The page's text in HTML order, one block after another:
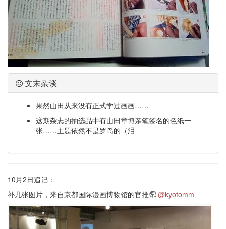
文末杂谈
果然山田从来没有正式学过画画……
这期杂志的抽选品中有山田章博亲笔签名的色纸一
张……主题依然不是罗岛的（泪
10月2日追记：
补几张图片，来自京都国际漫画博物馆的官推
@kyotomm